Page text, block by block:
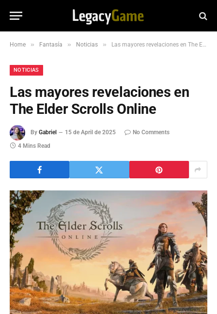
Home » Fantasía » Noticias » Las mayores revelaciones en The Elder Scrolls Online
NOTICIAS
Las mayores revelaciones en
The Elder Scrolls Online
By Gabriel 15 de April de 2025
No Comments
4 Mins Read